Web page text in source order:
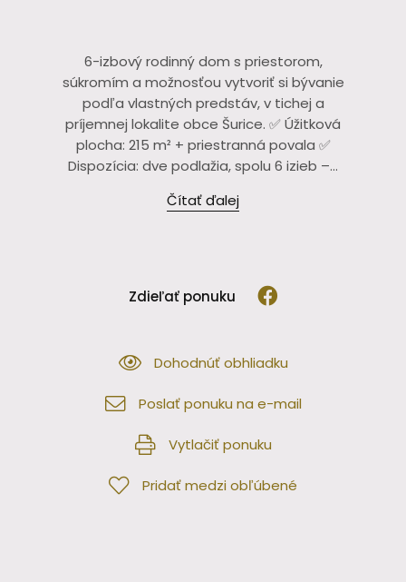
6-izbový rodinný dom s priestorom,
súkromím a možnosťou vytvoriť si bývanie
podľa vlastných predstáv, v tichej a
príjemnej lokalite obce Šurice. ✅ Úžitková
plocha: 215 m² + priestranná povala ✅
Dispozícia: dve podlažia, spolu 6 izieb –...
Čítať ďalej
Zdieľať ponuku
Dohodnúť obhliadku
Poslať ponuku na e-mail
Vytlačiť ponuku
Pridať medzi obľúbené